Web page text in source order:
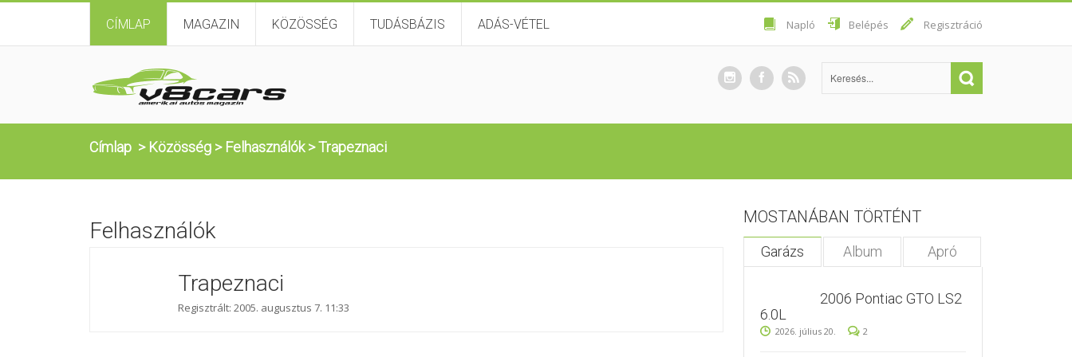
CÍMLAP MAGAZIN KÖZÖSSÉG TUDÁSBÁZIS ADÁS-VÉTEL Napló Belépés Regisztráció
Címlap > Közösség > Felhasználók>Trapeznaci
Felhasználók
Trapeznaci
Regisztrált: 2005. augusztus 7. 11:33
MOSTANÁBAN TÖRTÉNT
Garázs Album Apró
2006 Pontiac GTO LS2
6.0L
2026. július 20. 2